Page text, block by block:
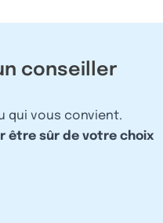
conseiller
qui vous convient.
être sûr de votre choix